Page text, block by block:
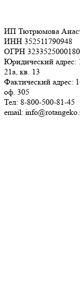
ИП Тютрюмова
ИНН 352511790948
ОГРН
Юридический адрес:
21а, кв. 13
Фактический адрес:
оф. 305
Тел: 8-800-500-81-45
email: